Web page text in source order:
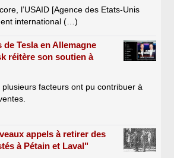
l’USAID [Agence des Etats-Unis
international (…)
Tesla en Allemagne
réitère son soutien à
facteurs ont pu contribuer à
appels à retirer des
à Pétain et Laval"